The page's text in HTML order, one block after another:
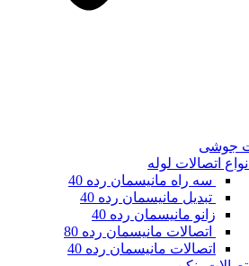
جوشی
انواع اتصالات لوله
سه راه مانیسمان رده 40
تبدیل مانیسمان رده 40
زانو مانیسمان رده 40
اتصالات مانیسمان رده 80
اتصالات مانیسمان رده 40